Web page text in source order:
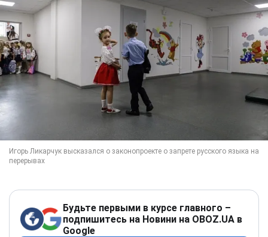
Будьте первыми в курсе главного –
подпишитесь на Новини на OBOZ.UA в
Google